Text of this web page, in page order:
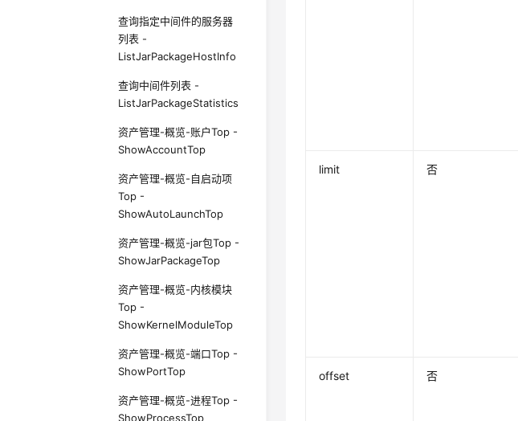
查询指定中间件的服务器
列表 -
ListJarPackageHostInfo
查询中间件列表 -
ListJarPackageStatistics
资产管理-概览-账户Top -
ShowAccountTop
资产管理-概览-自启动项
Top -
ShowAutoLaunchTop
资产管理-概览-jar包Top -
ShowJarPackageTop
资产管理-概览-内核模块
Top -
ShowKernelModuleTop
资产管理-概览-端口Top -
ShowPortTop
资产管理-概览-进程Top -
ShowProcessTop
limit 否
offset 否